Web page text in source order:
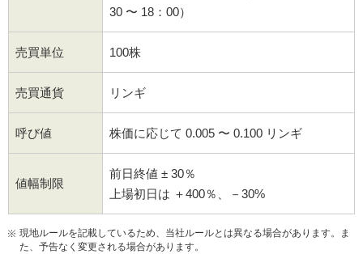
30 〜 18：00）
売買単位 100株
売買通貨 リンギ
呼び値 株価に応じて 0.005 〜 0.100 リンギ
値幅制限
前日終値 ± 30％
上場初日は ＋400％、－30%
現地ルールを記載しているため、当社ルールとは異なる場合があります。ま
た、予告なく変更される場合があります。